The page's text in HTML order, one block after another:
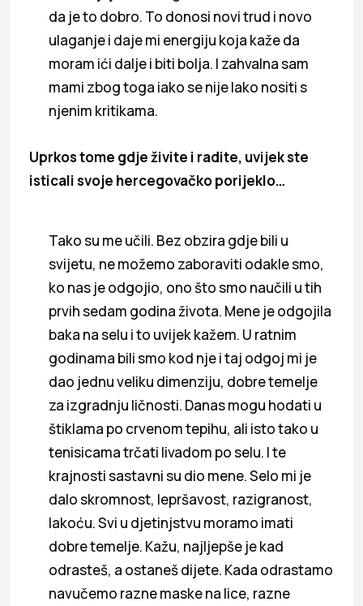
da je to dobro. To donosi novi trud i novo
ulaganje i daje mi energiju koja kaže da
moram ići dalje i biti bolja. I zahvalna sam
mami zbog toga iako se nije lako nositi s
njenim kritikama.
Uprkos tome gdje živite i radite, uvijek ste
isticali svoje hercegovačko porijeklo…
Tako su me učili. Bez obzira gdje bili u
svijetu, ne možemo zaboraviti odakle smo,
ko nas je odgojio, ono što smo naučili u tih
prvih sedam godina života. Mene je odgojila
baka na selu i to uvijek kažem. U ratnim
godinama bili smo kod nje i taj odgoj mi je
dao jednu veliku dimenziju, dobre temelje
za izgradnju ličnosti. Danas mogu hodati u
štiklama po crvenom tepihu, ali isto tako u
tenisicama trčati livadom po selu. I te
krajnosti sastavni su dio mene. Selo mi je
dalo skromnost, lepršavost, razigranost,
lakoću. Svi u djetinjstvu moramo imati
dobre temelje. Kažu, najljepše je kad
odrasteš, a ostaneš dijete. Kada odrastamo
navučemo razne maske na lice, razne